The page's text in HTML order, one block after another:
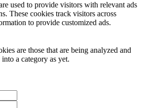
used to provide visitors with relevant ads
These cookies track visitors across
to provide customized ads.
are those that are being analyzed and
a category as yet.